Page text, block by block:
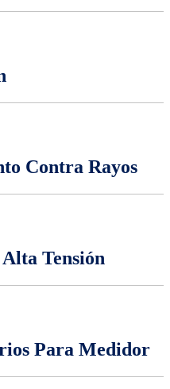
Contra Rayos
Tensión
Para Medidor